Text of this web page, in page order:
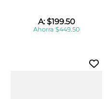
A:$199.50
Ahorra $449.50